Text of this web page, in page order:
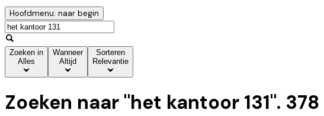
Hoofdmenu: naar begin
Zoeken in
Alles
Wanneer
Altijd
Sorteren
Relevantie
Zoeken naar "het kantoor 131". 378